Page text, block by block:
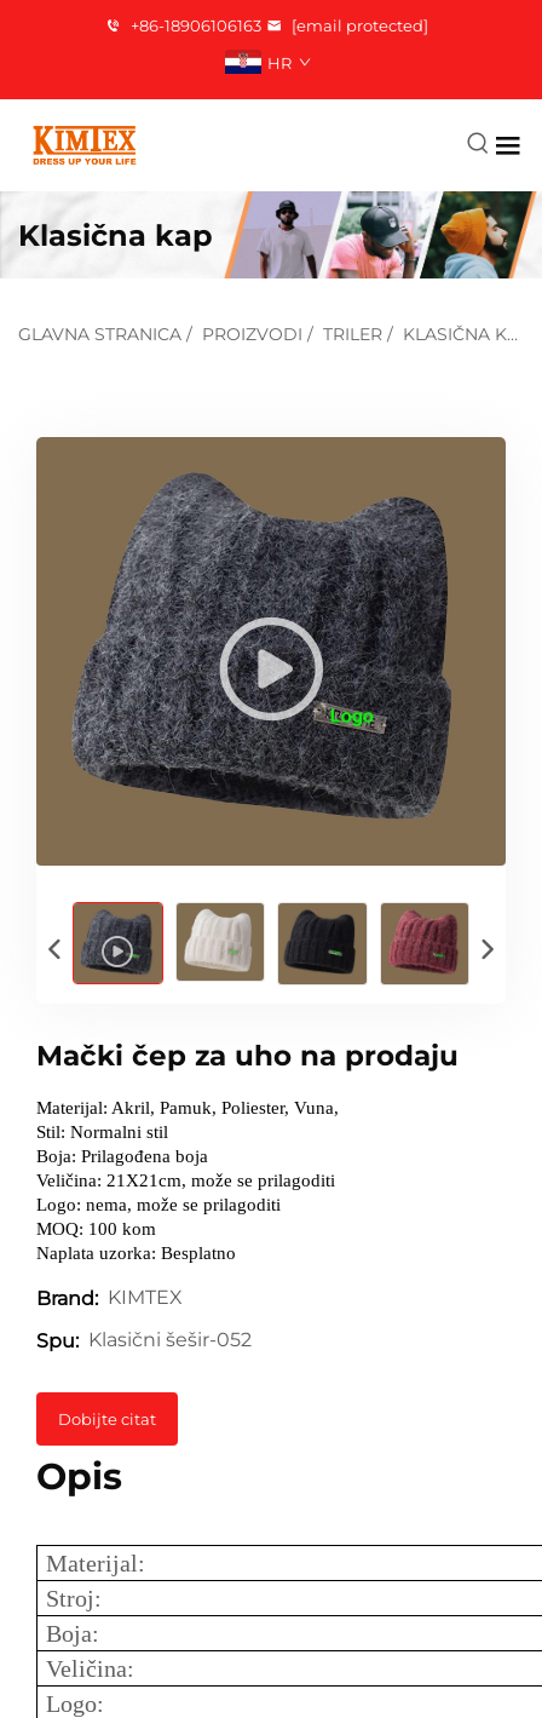
+86-18906106163
[email protected]
HR
Klasična kap
GLAVNA STRANICA / PROIZVODI / TRILER / KLASIČNA KAP
Mački čep za uho na prodaju
Materijal: Akril, Pamuk, Poliester, Vuna,
Stil: Normalni stil
Boja: Prilagođena boja
Veličina: 21X21cm, može se prilagoditi
Logo: nema, može se prilagoditi
MOQ: 100 kom
Naplata uzorka: Besplatno
Brand: KIMTEX
Spu: Klasični šešir-052
Dobijte citat
Opis
Materijal:
Stroj:
Boja:
Veličina:
Logo: